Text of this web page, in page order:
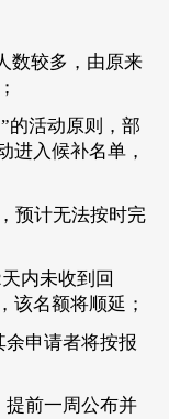
数较多，由原来
的活动原则，部
进入候补名单，
预计无法按时完
内未收到回
该名额将顺延；
余申请者将按报
提前一周公布并